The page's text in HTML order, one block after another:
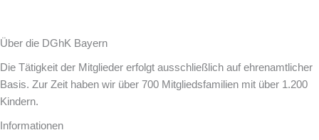
Über die DGhK Bayern
Die Tätigkeit der Mitglieder erfolgt ausschließlich auf ehrenamtlicher
Basis. Zur Zeit haben wir über 700 Mitgliedsfamilien mit über 1.200
Kindern.
Informationen